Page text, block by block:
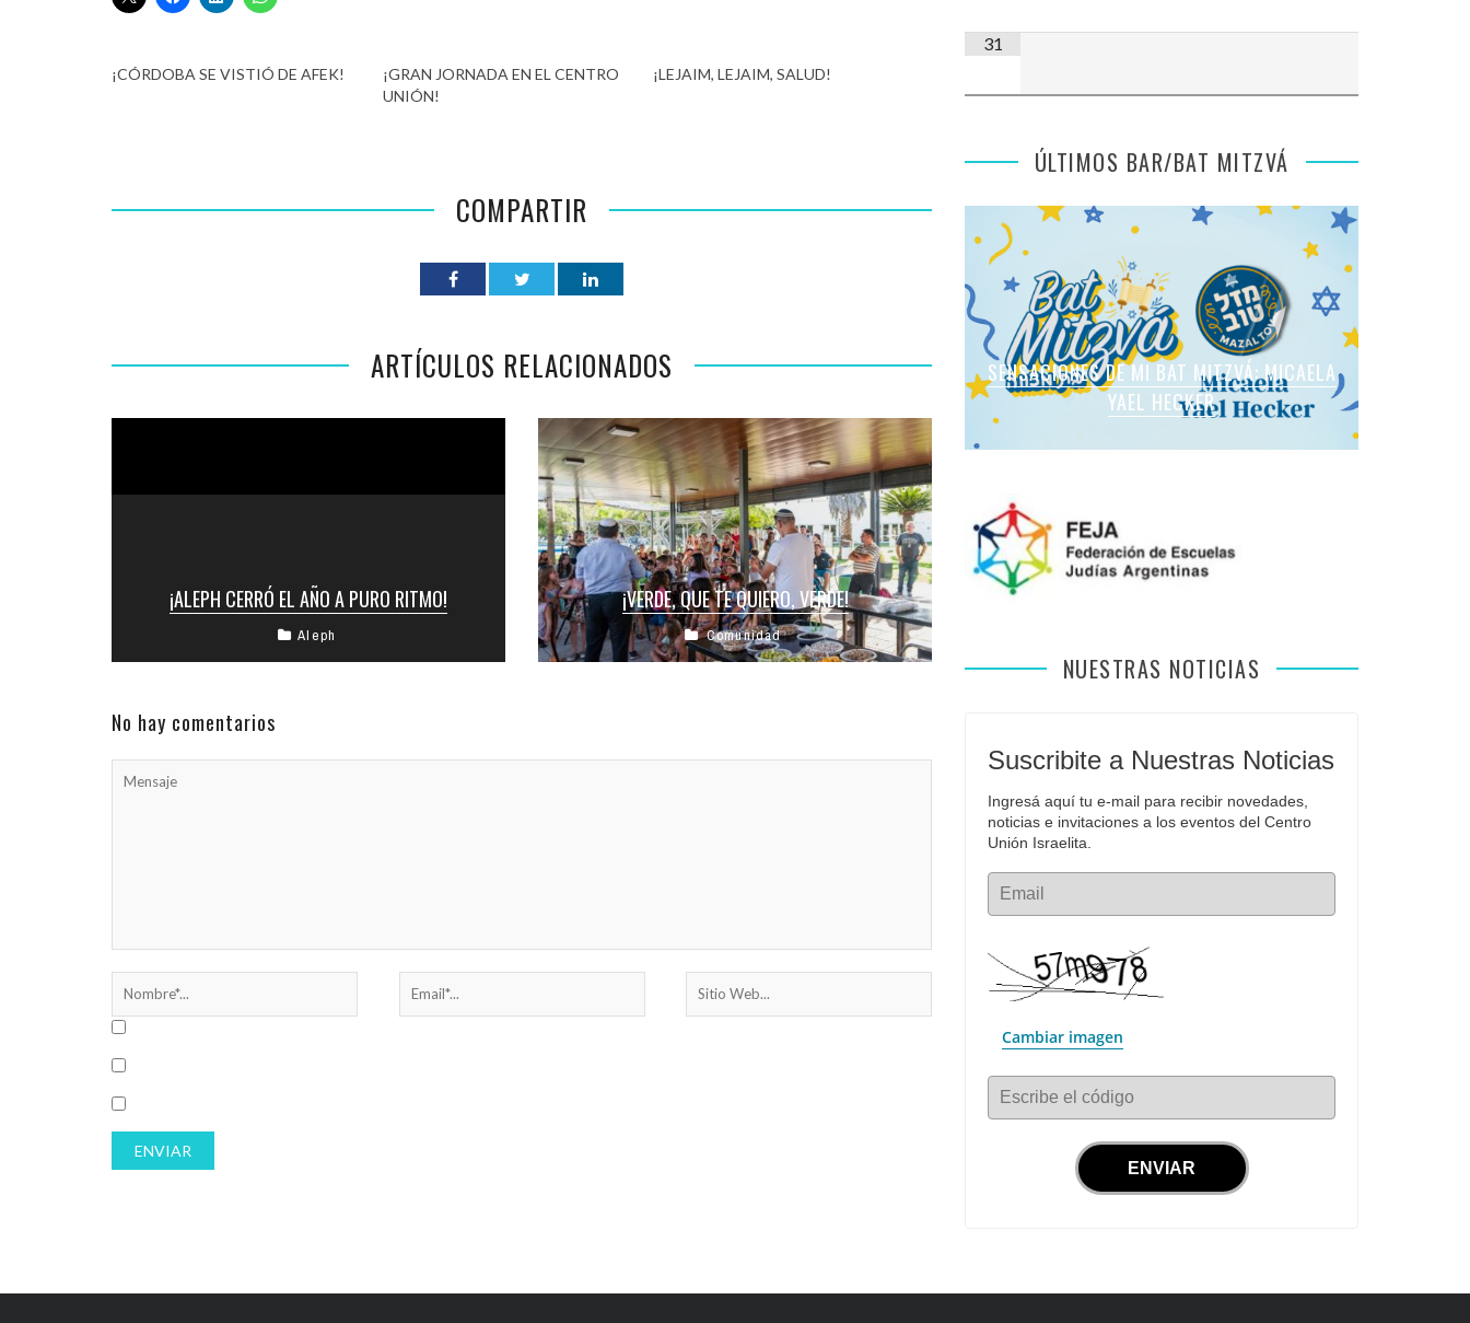
¡CÓRDOBA SE VISTIÓ DE AFEK!
¡GRAN JORNADA EN EL CENTRO
UNIÓN!
¡LEJAIM, LEJAIM, SALUD!
COMPARTIR
ARTÍCULOS RELACIONADOS
¡ALEPH CERRÓ EL AÑO A PURO RITMO!
¡Una noche súper movida! Así fue el cierre 2019
de «Aleph, Espacio Cultural». ¡Y con un show
Aleph
¡VERDE, QUE TE QUIERO, VERDE!
El primer año nuevo del año, aunque suene raro al
leerlo o al pronunciarlo, está destinado a los
Comunidad
No hay comentarios
31
ÚLTIMOS BAR/BAT MITZVÁ
SENSACIONES DE MI BAT MITZVÁ: MICAELA
YAEL HECKER
SENSACIONES DE MI BAT MITZVÁ: MARTINA
SOL LEVY
SENSACIONES DE MI BAT MITZVÁ: MICAELA
ROMANO APFELBAUM
SENSACIONES DE MI BAT MITZVÁ: VIOLETA
LIEBMAN
SENSACIONES EN MI BAR MITZVÁ: VITALI
GUIDA
NUESTRAS NOTICIAS
Suscribite a Nuestras Noticias
Ingresá aquí tu e-mail para recibir novedades,
noticias e invitaciones a los eventos del Centro
Unión Israelita.
Email
Cambiar imagen
Escribe el código